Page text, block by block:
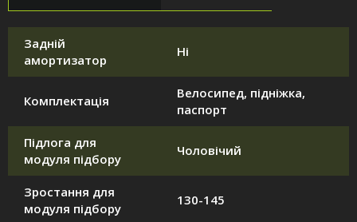
Задній
амортизатор
Ні
Комплектація
Велосипед, підніжка,
паспорт
Підлога для
модуля підбору
Чоловічий
Зростання для
модуля підбору
130-145